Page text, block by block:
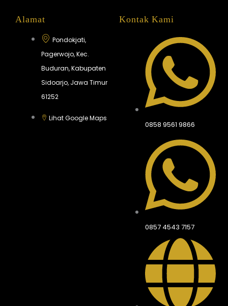
Alamat
Pondokjati,
Pagerwojo, Kec.
Buduran, Kabupaten
Sidoarjo, Jawa Timur
61252
Lihat Google Maps
Kontak Kami
0858 9561 9866
0857 4543 7157